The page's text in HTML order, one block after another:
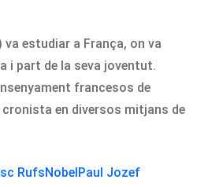
va estudiar a França, on va
i part de la seva joventut.
francesos de
en diversos mitjans de
RufsNobelPaul Jozef